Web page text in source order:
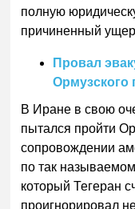
полную
причиненный
Провал
Ормузского
В Иране в свою
пытался пройти
сопровождении
по так
который Тегеран
проигнорировал